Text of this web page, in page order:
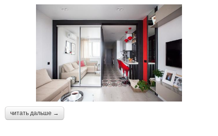
читать дальше →